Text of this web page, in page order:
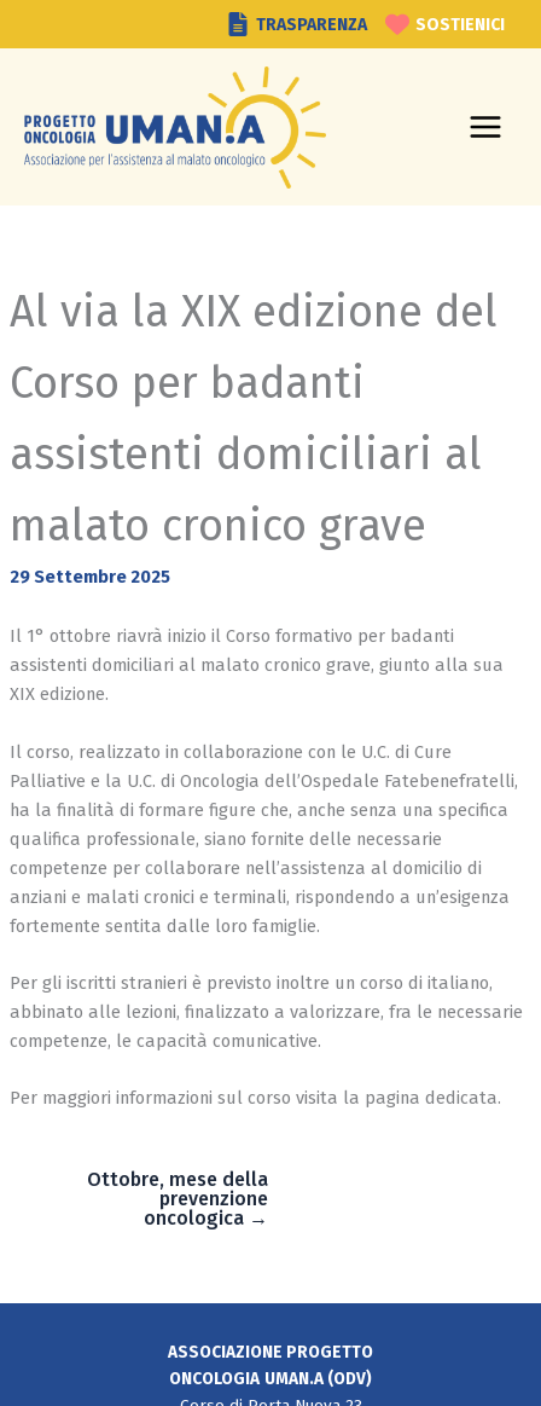
TRASPARENZA SOSTIENICI
Al via la XIX edizione del
Corso per badanti
assistenti domiciliari al
malato cronico grave
29 Settembre 2025
Il 1° ottobre riavrà inizio il Corso formativo per badanti
assistenti domiciliari al malato cronico grave, giunto alla sua
XIX edizione.
Il corso, realizzato in collaborazione con le U.C. di Cure
Palliative e la U.C. di Oncologia dell’Ospedale Fatebenefratelli,
ha la finalità di formare figure che, anche senza una specifica
qualifica professionale, siano fornite delle necessarie
competenze per collaborare nell’assistenza al domicilio di
anziani e malati cronici e terminali, rispondendo a un’esigenza
fortemente sentita dalle loro famiglie.
Per gli iscritti stranieri è previsto inoltre un corso di italiano,
abbinato alle lezioni, finalizzato a valorizzare, fra le necessarie
competenze, le capacità comunicative.
Per maggiori informazioni sul corso visita la pagina dedicata.
Ottobre, mese della
prevenzione
oncologica →
ASSOCIAZIONE PROGETTO
ONCOLOGIA UMAN.A (ODV)